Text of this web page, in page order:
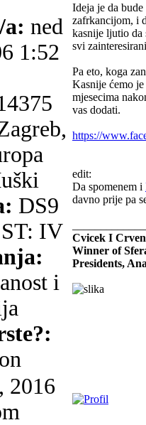
ned
1:52
DS9
ST: IV
i
Ideja je da
zafrkancijom, i
kasnije ljutio da
svi
Pa eto, koga
Kasnije ćemo
mjesecima
vas dodati.
https://
edit:
Da spomenem i
davno prije pa
Cvicek I
Winner of
Presidents,
2016